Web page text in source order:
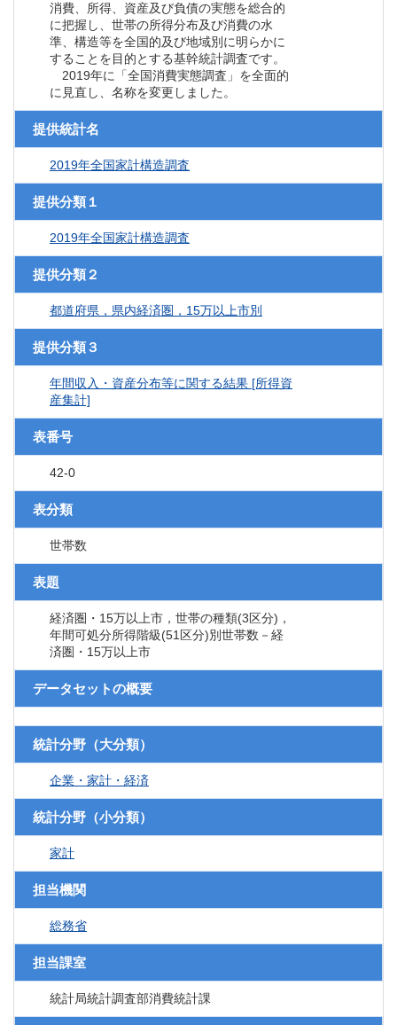
消費、所得、資産及び負債の実態を総合的
に把握し、世帯の所得分布及び消費の水
準、構造等を全国的及び地域別に明らかに
することを目的とする基幹統計調査です。
2019年に「全国消費実態調査」を全面的
に見直し、名称を変更しました。
提供統計名
2019年全国家計構造調査
提供分類１
2019年全国家計構造調査
提供分類２
都道府県，県内経済圏，15万以上市別
提供分類３
年間収入・資産分布等に関する結果 [所得資
産集計]
表番号
42-0
表分類
世帯数
表題
経済圏・15万以上市，世帯の種類(3区分)，
年間可処分所得階級(51区分)別世帯数－経
済圏・15万以上市
データセットの概要
統計分野（大分類）
企業・家計・経済
統計分野（小分類）
家計
担当機関
総務省
担当課室
統計局統計調査部消費統計課